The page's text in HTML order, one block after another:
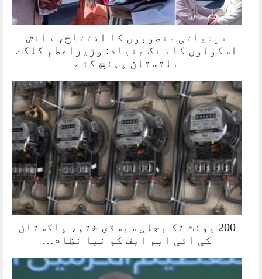
ترقیاتی منصوبوں کا افتتاح، دانش
اسکولوں کا سنگ بنیاد: وزیراعظم گلگت
بلتستان پہنچ گئے
200 یونٹ تک بجلی سبسڈی ختم، پاکستان
کی آئی ایم ایف کو نیا نظام…